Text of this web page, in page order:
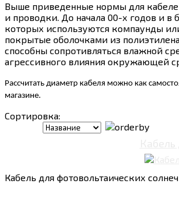
Выше приведенные нормы для
и проводки. До начала 00-х годов и
которых используются компаунды
покрытые оболочками из
способны сопротивляться влажной
агрессивного влияния окружающей
Рассчитать диаметр кабеля можно как
магазине.
Сортировка:
Кабель для фотовольтаических